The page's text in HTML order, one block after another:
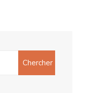
Chercher